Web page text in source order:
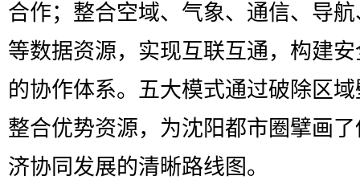
合作；整合空域、气象、通信、导
等数据资源，实现互联互通，构建
的协作体系。五大模式通过破除区
整合优势资源，为沈阳都市圈擘画
济协同发展的清晰路线图。